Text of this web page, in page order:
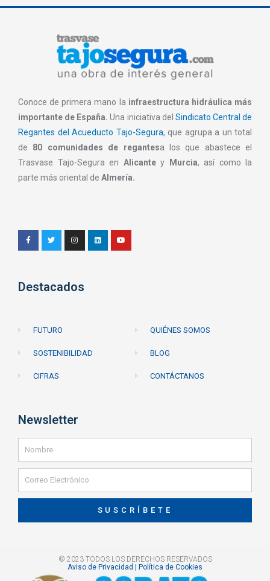
Conoce de primera mano la infraestructura hidráulica más
importante de España.Una iniciativa del Sindicato Central de
Regantes del Acueducto Tajo-Segura, que agrupa a un total
de 80 comunidades de regantesa los que abastece el
Trasvase Tajo-Segura en Alicante y Murcia, así como la
parte más oriental de Almería.
Destacados
FUTURO
SOSTENIBILIDAD
CIFRAS
QUIÉNES SOMOS
BLOG
CONTÁCTANOS
Newsletter
SUSCRÍBETE
© 2023 TODOS LOS DERECHOS RESERVADOS
Aviso de Privacidad | Política de Cookies